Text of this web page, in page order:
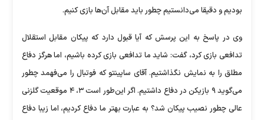
بودیم و دقیقا می‌دانستیم چطور باید مقابل آن‌ها بازی کنیم.
وی در پاسخ به این پرسش که آیا قبول دارد که پیکان مقابل استقلال
تدافعی بازی کرد، گفت: شاید ما تدافعی بازی کرده باشیم، اما هرگز دفاع
مطلق را به نمایش نگذاشتیم. آقای ساپینتو که فوتبال را می‌فهمد چطور
می‌گوید ۹ بازیکن در دفاع داشتیم. اگر این‌طور است ۳، ۴ موقعیت گلزنی
عالی چطور نصیب پیکان شد؟ به عبارت بهتر ما دفاع کردیم، اما زیبا دفاع